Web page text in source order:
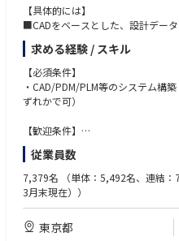
開発に取り組んでおります。
プロジェクトマネージャとしてPJ
となってプロジェクトを推進いた
orce, SAP S/4 HANA, IBP, Aribaな
ム導入まで、一気通貫での支援を
・大手通信業：次世代成長基盤構
顧客戦略からコールセンター業務
ales Cloud、Service Cloud、
Data）をフル活用して一気通貫で
・大手機械メーカ：基幹システム
SAP S4/HANAを活用し、これまで
業務を実現するための基幹システ
らGlobalメンバーと協業して推進。
モジュールも多岐にわたっており
PP/eWM/GTS/CRM（Hybris Billing
◆歓迎（WANT）経験・スキル
・SFA、サプライチェーン、経理な
・Java, PHP, NewIT（Cloud, SaaS,
・計画策定/ 実行経験 （テスト計
・要件定義などIT上流の経験
・大規模SIのPMO経験（大手SIer、
での経験
・ITコンサル関連の経験
◆求める人物像
・通信・メディア・エンターテイ
・システム開発の経験を生かしな
【具体的には】
■CADをベースとした、設計デー
Dシステムの構築
→CADデータ管理、CADコマンド
ジョンの動作検証等
→2D、3D、電装系、弱電系の各
【勤務形態】原則出社勤務
【企業説明動画】https://
EAojAKuCk48fK-
求める経験 / スキル
【必須条件】
・CAD/PDM/PLM等のシステム構
ずれかで可）
【歓迎条件】
・C、VB等を用いたシステム開発経
・web系、DB系のシステム開発経験
・製造業における社内SE業務経験
・サーバー、ネットワーク等の構築
【求める人物像】
・利用者のニーズを汲み取り、シ
従業員数
7,379名
（単体：5,492名、連結
3月末現在））
東京都